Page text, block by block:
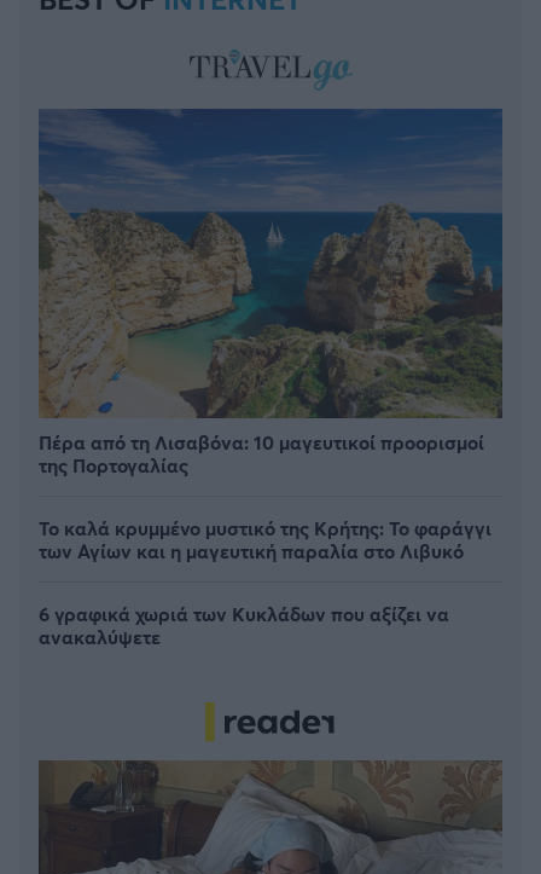
Πέρα από τη Λισαβόνα: 10 μαγευτικοί προορισμοί
της Πορτογαλίας
Το καλά κρυμμένο μυστικό της Κρήτης: Το φαράγγι
των Αγίων και η μαγευτική παραλία στο Λιβυκό
6 γραφικά χωριά των Κυκλάδων που αξίζει να
ανακαλύψετε